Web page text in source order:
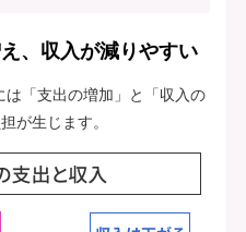
、収入が減りやすい
「支出の増加」と「収入の
が生じます。